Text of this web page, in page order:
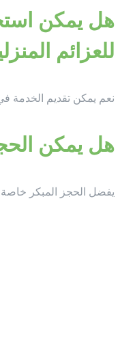
هل يمكن
للعزائم
نعم يمكن تقديم الخدمة
هل يمكن
يفضل الحجز المبكر